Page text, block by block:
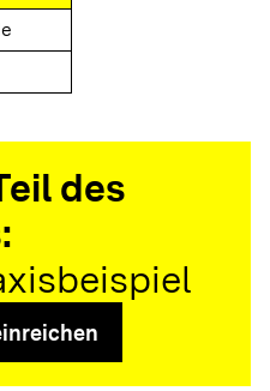
des